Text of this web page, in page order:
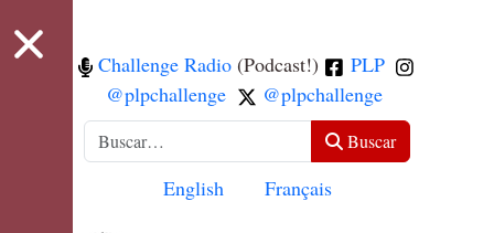
Challenge Radio (Podcast!)
PLP
@plpchallenge
@plpchallenge
Buscar Buscar
Seleccione su idioma
English Français